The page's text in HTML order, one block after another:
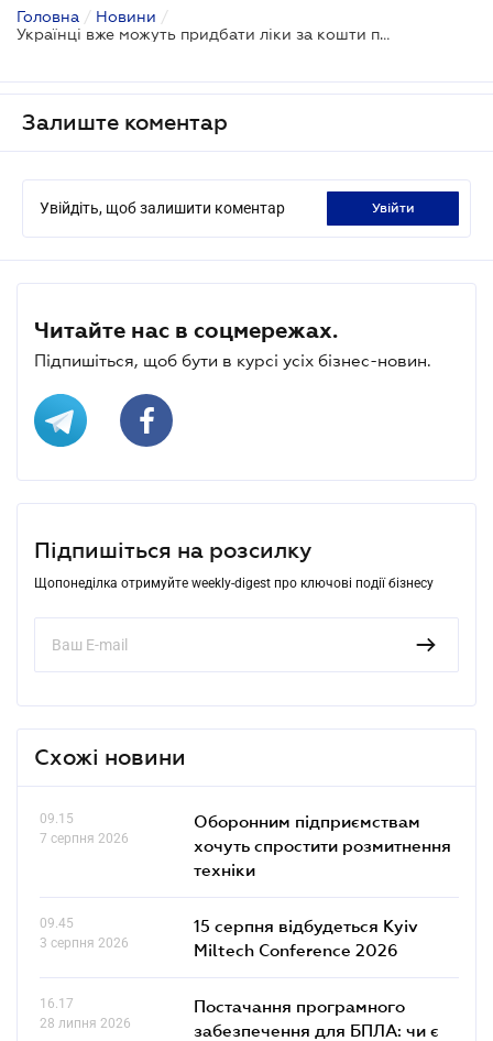
Головна / Новини /
Українці вже можуть придбати ліки за кошти програми єПідтримка
Залиште коментар
Увійдіть, щоб залишити коментар увійти
Читайте нас в соцмережах.
Підпишіться, щоб бути в курсі усіх бізнес-новин.
Підпишіться на розсилку
Щопонеділка отримуйте weekly-digest про ключові події бізнесу
Схожі новини
09.15
7 серпня 2026
Оборонним підприємствам
хочуть спростити розмитнення
техніки
09.45
3 серпня 2026
15 серпня відбудеться Kyiv
Miltech Conference 2026
16.17
28 липня 2026
Постачання програмного
забезпечення для БПЛА: чи є